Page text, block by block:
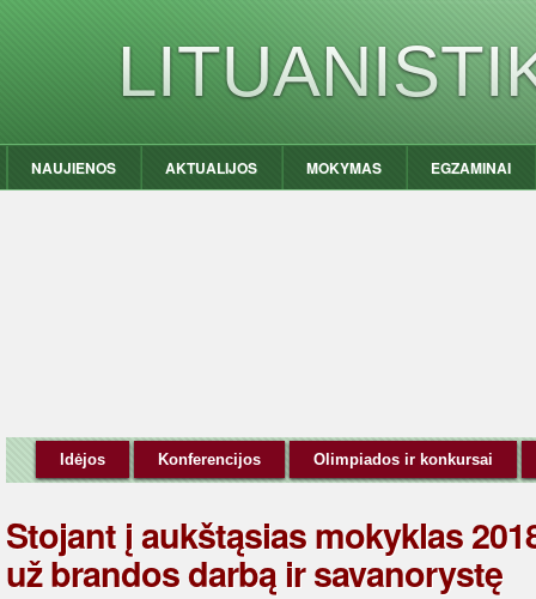
NAUJIENOS AKTUALIJOS MOKYMAS EGZAMINAI
Idėjos Konferencijos Olimpiados ir konkursai
Stojant į aukštąsias mokyklas
už brandos darbą ir savanorystę